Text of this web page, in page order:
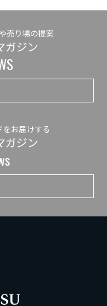
売り場の提案
ガジン
お届けする
ガジン